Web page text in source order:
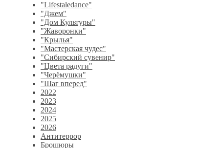
"Lifestaledance"
"Джем"
"Дом Культуры"
"Жаворонки"
"Крылья"
"Мастерская чудес"
"Сибирский сувенир"
"Цвета радуги"
"Черёмушки"
"Шаг вперед"
2022
2023
2024
2025
2026
Антитеррор
Брошюры